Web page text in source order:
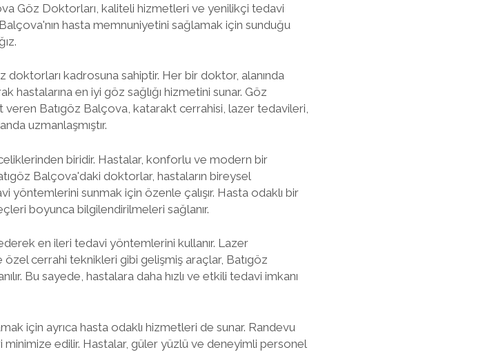
Göz Doktorları, kaliteli hizmetleri ve yenilikçi tedavi
hasta memnuniyetini sağlamak için sunduğu
kadrosuna sahiptir. Her bir doktor, alanında
hastalarına en iyi göz sağlığı hizmetini sunar. Göz
veren Batıgöz Balçova, katarakt cerrahisi, lazer tedavileri,
uzmanlaşmıştır.
biridir. Hastalar, konforlu ve modern bir
Balçova'daki doktorlar, hastaların bireysel
yöntemlerini sunmak için özenle çalışır. Hasta odaklı bir
boyunca bilgilendirilmeleri sağlanır.
en ileri tedavi yöntemlerini kullanır. Lazer
cerrahi teknikleri gibi gelişmiş araçlar, Batıgöz
Bu sayede, hastalara daha hızlı ve etkili tedavi imkanı
için ayrıca hasta odaklı hizmetleri de sunar. Randevu
minimize edilir. Hastalar, güler yüzlü ve deneyimli personel